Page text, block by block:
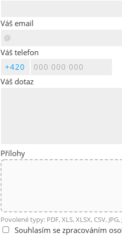
Váš email
Váš telefon
Váš dotaz
Přílohy
Povolené typy: PDF, XLS, XLSX, CSV,
Souhlasím se zpracováním